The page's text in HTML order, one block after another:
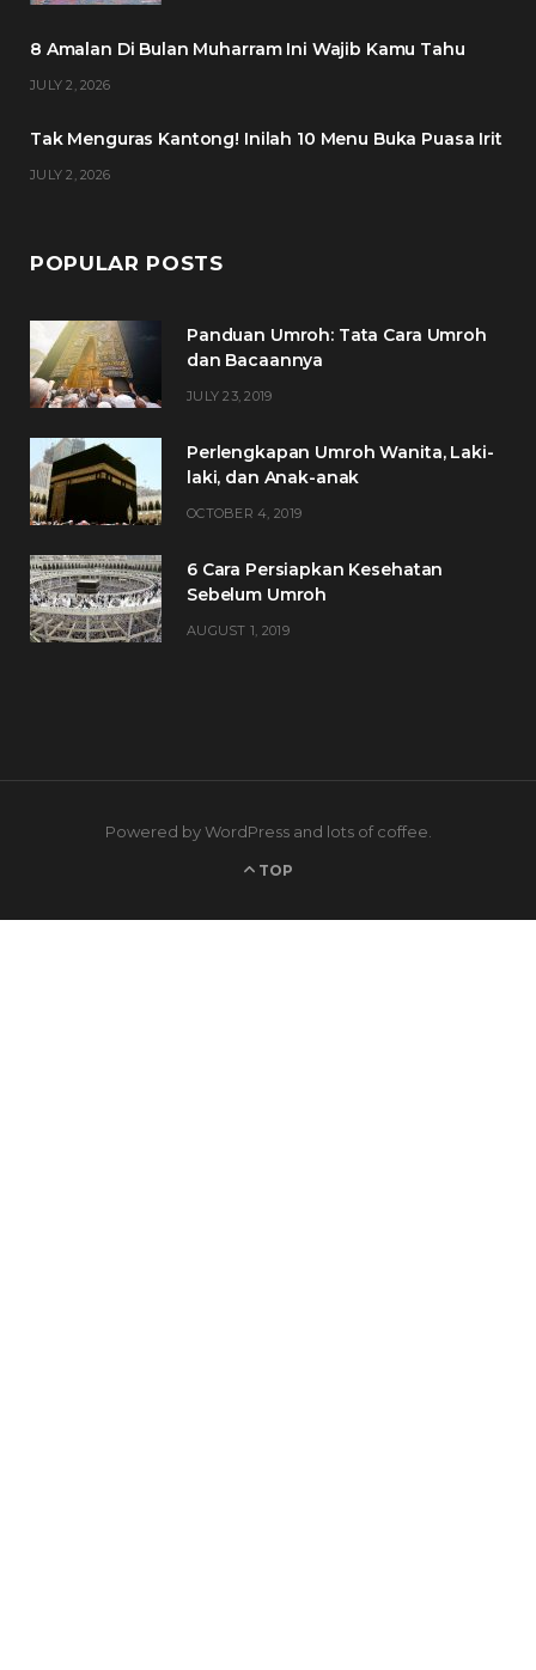
8 Amalan Di Bulan Muharram Ini Wajib Kamu Tahu
JULY 2, 2026
Tak Menguras Kantong! Inilah 10 Menu Buka Puasa Irit
JULY 2, 2026
POPULAR POSTS
Panduan Umroh: Tata Cara Umroh
dan Bacaannya
JULY 23, 2019
Perlengkapan Umroh Wanita, Laki-
laki, dan Anak-anak
OCTOBER 4, 2019
6 Cara Persiapkan Kesehatan
Sebelum Umroh
AUGUST 1, 2019
Powered by WordPress and lots of coffee.
TOP